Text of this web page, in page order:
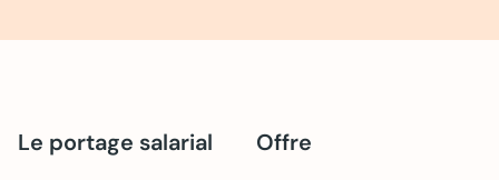
Le portage salarial Offre